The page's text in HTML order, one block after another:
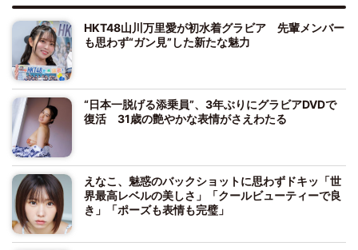
HKT48山川万里愛が初水着グラビア 先輩メンバー
も思わず“ガン見”した新たな魅力
“日本一脱げる添乗員”、3年ぶりにグラビアDVDで
復活 31歳の艶やかな表情がさえわたる
えなこ、魅惑のバックショットに思わずドキッ「世
界最高レベルの美しさ」「クールビューティーで良
き」「ポーズも表情も完璧」